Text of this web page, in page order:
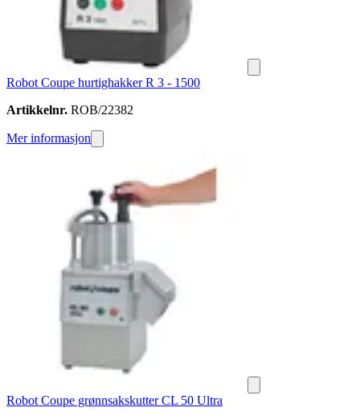
Robot Coupe hurtighakker R 3 - 1500
Artikkelnr. ROB/22382
Mer informasjon
Robot Coupe grønnsakskutter CL 50 Ultra